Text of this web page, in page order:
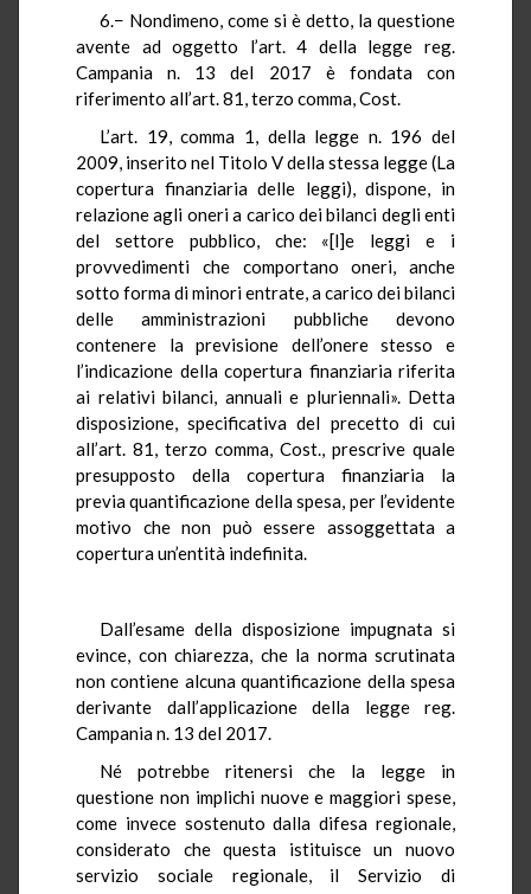
6.− Nondimeno, come si è detto, la questione
avente ad oggetto l’art. 4 della legge reg.
Campania n. 13 del 2017 è fondata con
riferimento all’art. 81, terzo comma, Cost.
L’art. 19, comma 1, della legge n. 196 del
2009, inserito nel Titolo V della stessa legge (La
copertura finanziaria delle leggi), dispone, in
relazione agli oneri a carico dei bilanci degli enti
del settore pubblico, che: «[l]e leggi e i
provvedimenti che comportano oneri, anche
sotto forma di minori entrate, a carico dei bilanci
delle amministrazioni pubbliche devono
contenere la previsione dell’onere stesso e
l’indicazione della copertura finanziaria riferita
ai relativi bilanci, annuali e pluriennali». Detta
disposizione, specificativa del precetto di cui
all’art. 81, terzo comma, Cost., prescrive quale
presupposto della copertura finanziaria la
previa quantificazione della spesa, per l’evidente
motivo che non può essere assoggettata a
copertura un’entità indefinita.
Dall’esame della disposizione impugnata si
evince, con chiarezza, che la norma scrutinata
non contiene alcuna quantificazione della spesa
derivante dall’applicazione della legge reg.
Campania n. 13 del 2017.
Né potrebbe ritenersi che la legge in
questione non implichi nuove e maggiori spese,
come invece sostenuto dalla difesa regionale,
considerato che questa istituisce un nuovo
servizio sociale regionale, il Servizio di